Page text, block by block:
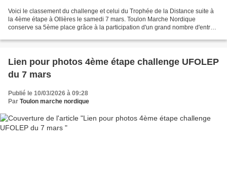
Voici le classement du challenge et celui du Trophée de la Distance suite à
la 4ème étape à Ollières le samedi 7 mars. Toulon Marche Nordique
conserve sa 5ème place grâce à la participation d'un grand nombre d'entre
Lien pour photos 4ème étape challenge UFOLEP
du 7 mars
Publié le 10/03/2026 à 09:28
Par Toulon marche nordique